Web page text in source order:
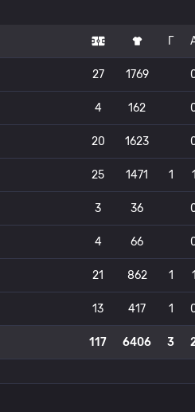
Г
27 1769
4 162
20 1623
25 1471 1 1
3 36
4 66
21 862 1 1
13 417 1
117 6406 3